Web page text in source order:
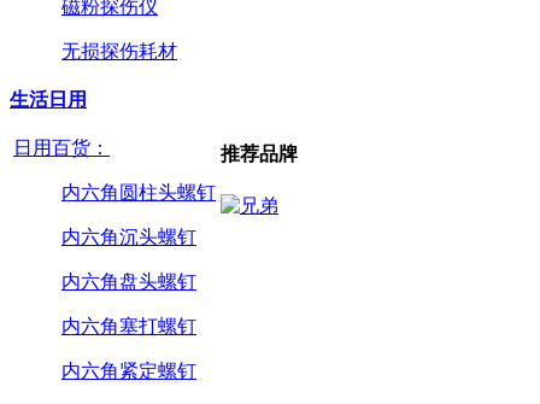
磁粉探伤仪
无损探伤耗材
生活日用
日用百货：
内六角圆柱头螺钉
内六角沉头螺钉
内六角盘头螺钉
内六角塞打螺钉
内六角紧定螺钉
推荐品牌